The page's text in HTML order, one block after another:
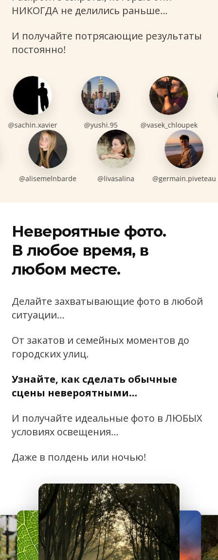
НИКОГДА не делились раньше…
И получайте потрясающие результаты
постоянно!
@sachin.xavier @yushi.95 @vasek_chloupek
@alisemelnbarde @livasalina @germain.piveteau
Невероятные фото.
В любое время, в
любом месте.
Делайте захватывающие фото в любой
ситуации…
От закатов и семейных моментов до
городских улиц.
Узнайте, как сделать обычные
сцены невероятными…
И получайте идеальные фото в ЛЮБЫХ
условиях освещения…
Даже в полдень или ночью!